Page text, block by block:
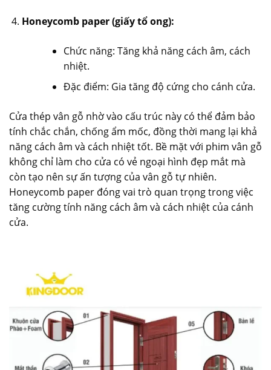
Honeycomb paper (giấy tổ ong):
Chức năng: Tăng khả năng cách âm, cách
nhiệt.
Đặc điểm: Gia tăng độ cứng cho cánh cửa.
Cửa thép vân gỗ nhờ vào cấu trúc này có thể đảm bảo
tính chắc chắn, chống ẩm mốc, đồng thời mang lại khả
năng cách âm và cách nhiệt tốt. Bề mặt với phim vân gỗ
không chỉ làm cho cửa có vẻ ngoại hình đẹp mắt mà
còn tạo nên sự ấn tượng của vân gỗ tự nhiên.
Honeycomb paper đóng vai trò quan trọng trong việc
tăng cường tính năng cách âm và cách nhiệt của cánh
cửa.